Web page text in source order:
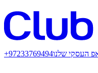
+97233769494העסקי שלנו